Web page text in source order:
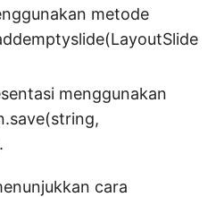
metode
menggunakan
cara